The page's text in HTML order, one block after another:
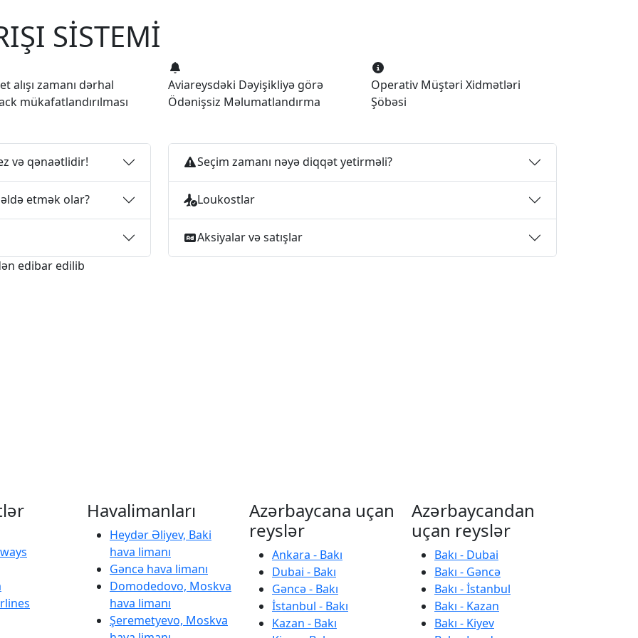
SİSTEMİ
alışı zamanı dərhal
mükafatlandırılması
Aviareysdəki Dəyişikliyə görə
Ödənişsiz Məlumatlandırma
Operativ Müştəri Xidmətləri
Şöbəsi
və qənaətlidir!
etmək olar?
Seçim zamanı nəyə diqqət yetirməli?
Loukostlar
Aksiyalar və satışlar
edibar edilib
Havalimanları
Heydər Əliyev, Baki
hava limanı
Gəncə hava limanı
Domodedovo, Moskva
hava limanı
Şeremetyevo, Moskva
Azərbaycana uçan
reyslər
Ankara - Bakı
Dubai - Bakı
Gəncə - Bakı
İstanbul - Bakı
Kazan - Bakı
Azərbaycandan
uçan reyslər
Bakı - Dubai
Bakı - Gəncə
Bakı - İstanbul
Bakı - Kazan
Bakı - Kiyev